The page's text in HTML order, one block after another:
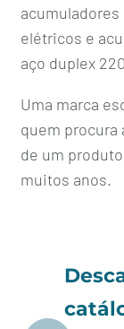
acumuladores
elétricos e
aço duplex
Uma marca
quem procura
de um
muitos anos.